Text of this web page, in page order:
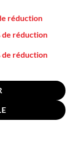
réduction
de réduction
de réduction
15cm